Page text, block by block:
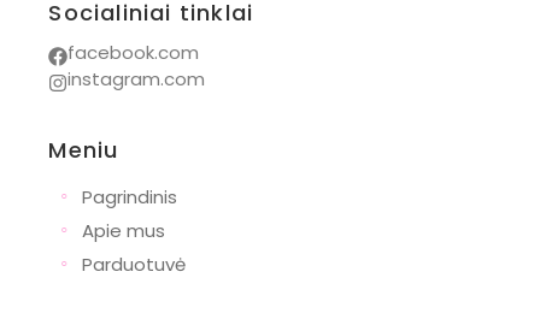
Socialiniai tinklai
facebook.com
instagram.com
Meniu
◦
Pagrindinis
◦ Apie mus
◦ Parduotuvė